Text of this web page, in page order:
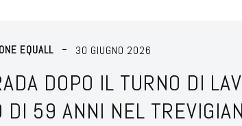
EQUALL 30 GIUGNO 2026
DOPO IL TURNO DI
DI 59 ANNI NEL